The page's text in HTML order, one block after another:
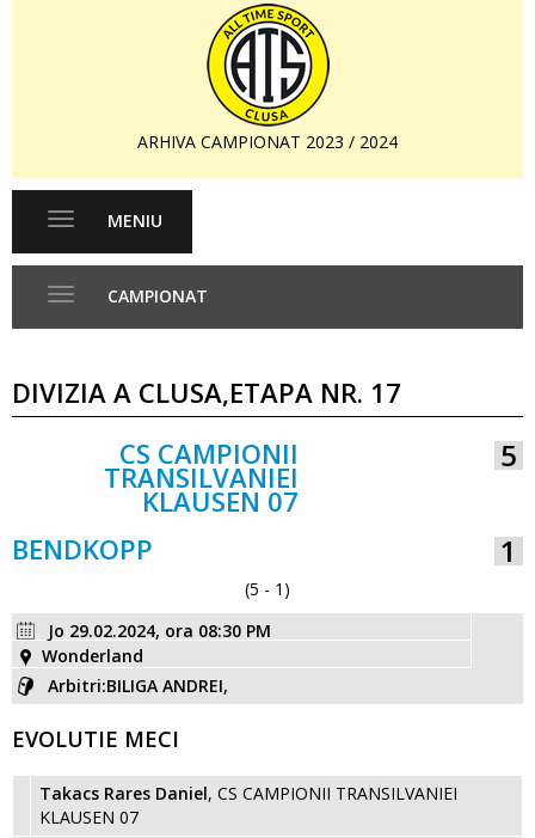
ARHIVA CAMPIONAT 2023 / 2024
Toggle
MENIU
CAMPIONAT
DIVIZIA A CLUSA,ETAPA NR. 17
CS CAMPIONII
TRANSILVANIEI
KLAUSEN 07
5
1
BENDKOPP
(5 - 1)
Jo 29.02.2024, ora 08:30 PM
Wonderland
Arbitri:BILIGA ANDREI,
EVOLUTIE MECI
Takacs Rares Daniel, CS CAMPIONII TRANSILVANIEI
KLAUSEN 07